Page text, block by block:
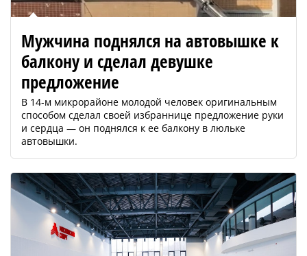
Мужчина поднялся на автовышке к
балкону и сделал девушке
предложение
В 14-м микрорайоне молодой человек оригинальным
способом сделал своей избраннице предложение руки
и сердца — он поднялся к ее балкону в люльке
автовышки.